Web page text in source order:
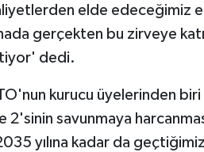
elde edeceğimiz
gerçekten bu zirveye
dedi.
kurucu üyelerinden
2'sinin savunmaya
yılına kadar da